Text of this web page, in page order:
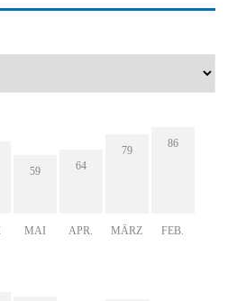
59
MAI
64
APR.
79
MÄRZ
86
FEB.